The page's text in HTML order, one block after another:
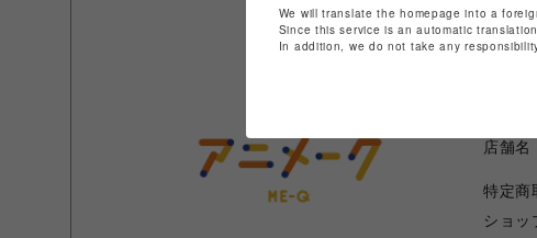
店舗名
特定商
ショッ
We will translate the homepage into a
Since this service is an automatic
In addition, we do not take any